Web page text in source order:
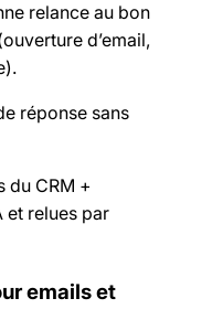
relance au bon
d’email,
réponse sans
du CRM +
et relues par
emails et